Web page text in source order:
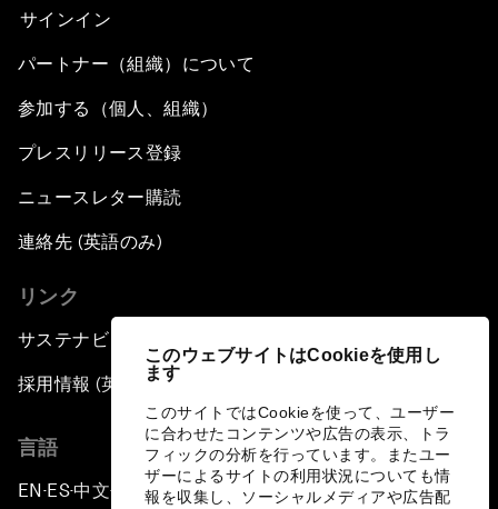
このウェブサイトはCookieを使用し
ます
このサイトではCookieを使って、ユーザー
に合わせたコンテンツや広告の表示、トラ
フィックの分析を行っています。またユー
ザーによるサイトの利用状況についても情
報を収集し、ソーシャルメディアや広告配
サインイン
パートナー（組織）について
参加する（個人、組織）
プレスリリース登録
ニュースレター購読
連絡先 (英語のみ)
リンク
サステナビリティへの取り組み
採用情報 (英語のみ)
言語
EN ▪ES▪中文▪ 日本語